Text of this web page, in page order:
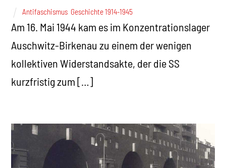
Antifaschismus Geschichte 1914-1945
Am 16. Mai 1944 kam es im Konzentrationslager
Auschwitz-Birkenau zu einem der wenigen
kollektiven Widerstandsakte, der die SS
kurzfristig zum […]